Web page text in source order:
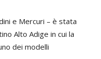
e Mercuri – è stata
Alto Adige in cui la
dei modelli